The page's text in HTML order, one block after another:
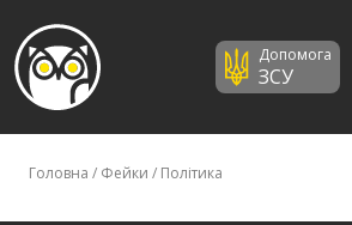
Допомога
ЗСУ
Головна / Фейки / Політика